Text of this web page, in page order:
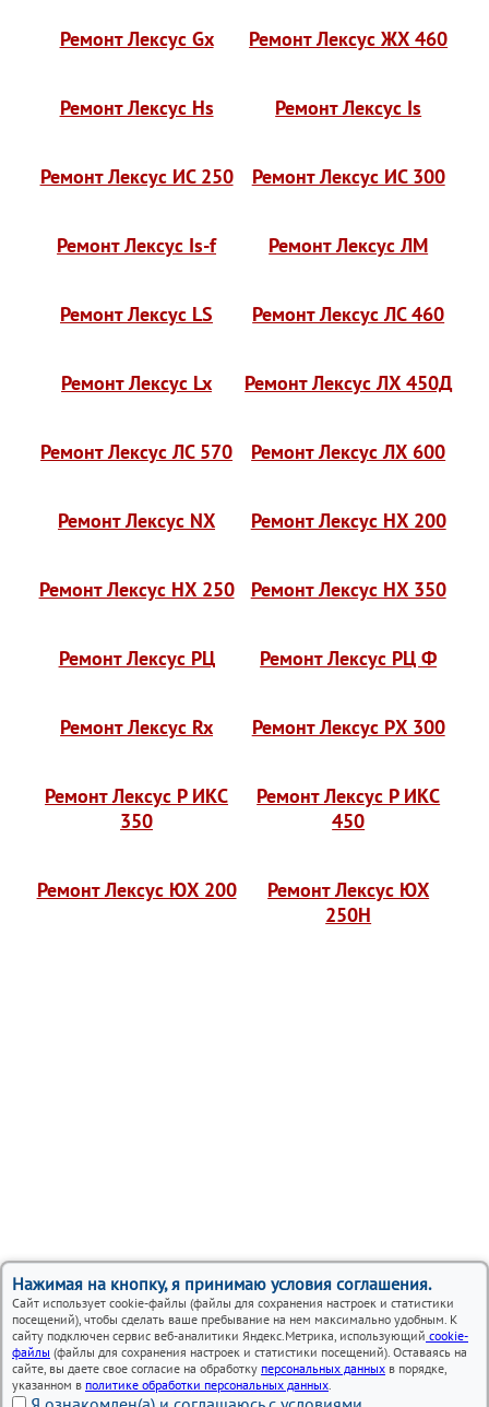
Нажимая на кнопку, я принимаю условия соглашения.
Сайт использует cookie-файлы (файлы для сохранения настроек и статистики
посещений), чтобы сделать ваше пребывание на нем максимально удобным. К
сайту подключен сервис веб-аналитики Яндекс.Метрика, использующий cookie-
файлы (файлы для сохранения настроек и статистики посещений). Оставаясь на
сайте, вы даете свое согласие на обработку персональных данных в порядке,
указанном в политике обработки персональных данных.
Ремонт Лексус Gx Ремонт Лексус ЖХ 460
Ремонт Лексус Hs Ремонт Лексус Is
Ремонт Лексус ИС 250 Ремонт Лексус ИС 300
Ремонт Лексус Is-f Ремонт Лексус ЛМ
Ремонт Лексус LS Ремонт Лексус ЛС 460
Ремонт Лексус Lx Ремонт Лексус ЛХ 450Д
Ремонт Лексус ЛС 570 Ремонт Лексус ЛХ 600
Ремонт Лексус NX Ремонт Лексус НХ 200
Ремонт Лексус НХ 250 Ремонт Лексус НХ 350
Ремонт Лексус РЦ Ремонт Лексус РЦ Ф
Ремонт Лексус Rx Ремонт Лексус РХ 300
Ремонт Лексус Р ИКС
350
Ремонт Лексус Р ИКС
450
Ремонт Лексус ЮХ 200
Ремонт Лексус ЮХ
250H